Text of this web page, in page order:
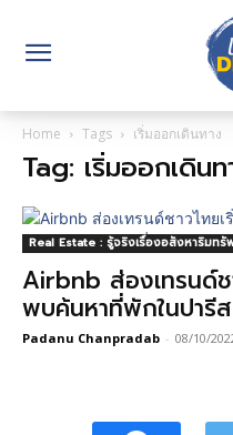
Home Tags เริ่มออกเดินทาง
Tag: เริ่มออกเดิน
Real Estate : รู้จริงเรื่องอสังหาริมทรั
Airbnb ส่องเทรนด์ช
พบค้นหาที่พักในปารี
Padanu Chanpradab - 08/10/